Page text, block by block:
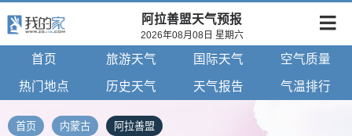
阿拉善盟天气预报
2026年08月08日 星期六
首页 旅游天气 国际天气 空气质量
热门地点 历史天气 天气报告 气温排行
首页 内蒙古 阿拉善盟